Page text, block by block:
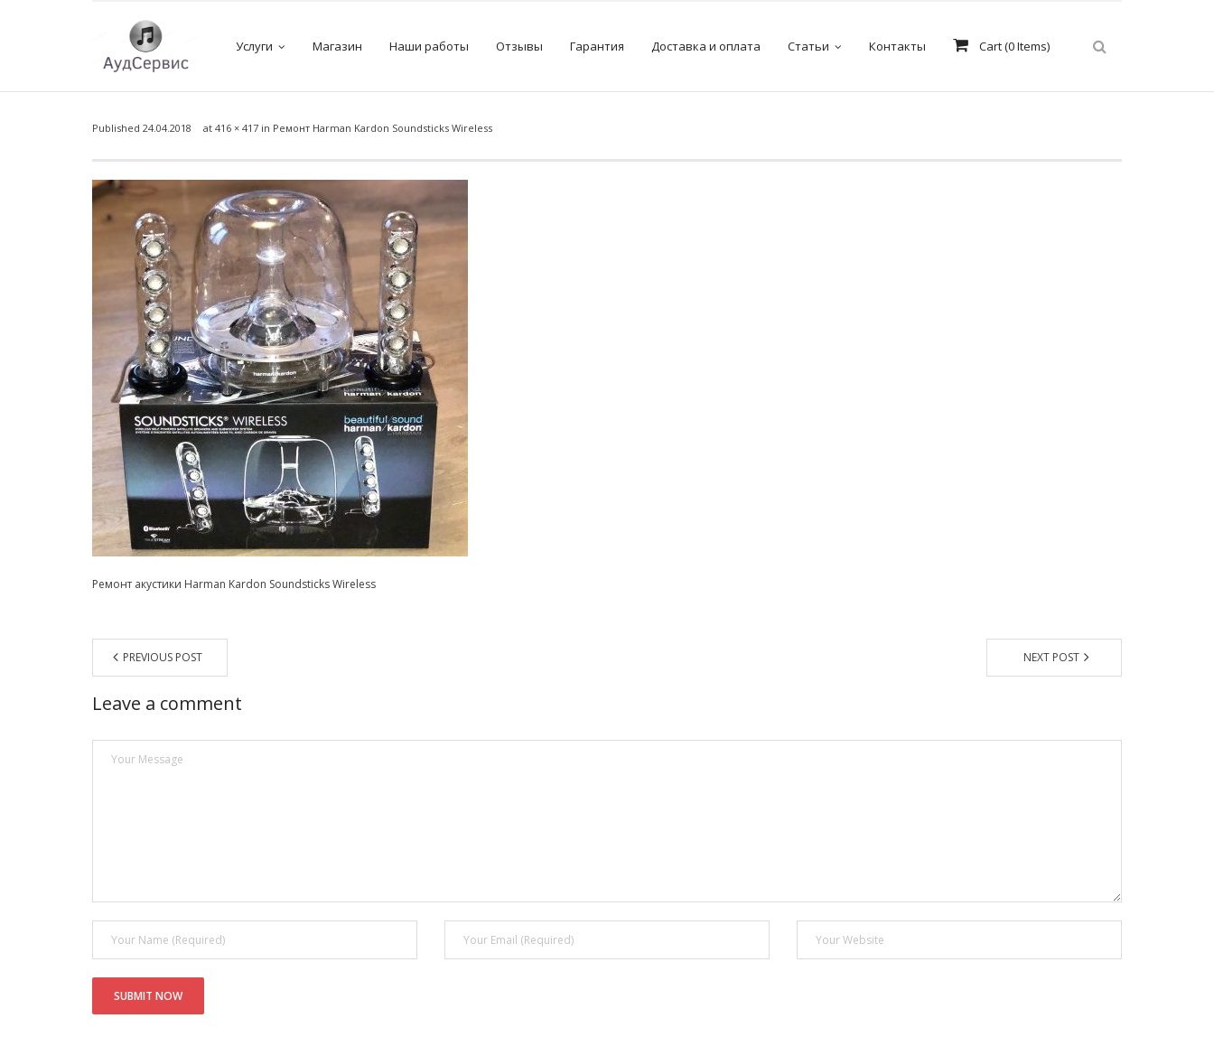
Услуги Магазин Наши работы Отзывы Гарантия Доставка и оплата Статьи Контакты Cart (0Items)
Published 24.04.2018 at 416 × 417 in Ремонт Harman Kardon Soundsticks Wireless
Ремонт акустики Harman Kardon Soundsticks Wireless
PREVIOUS POST NEXT POST
Leave a comment